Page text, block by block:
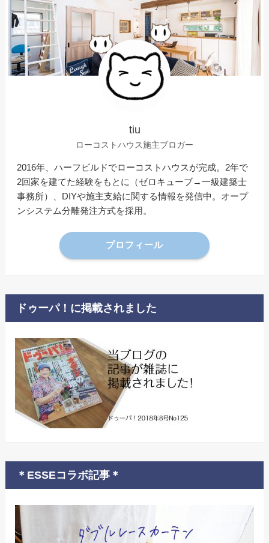
tiu
ローコストハウス施主ブロガー
2016年、ハーフビルドでローコストハウスが完成。2年で
2回家を建てた経験をもとに（ゼロキューブ→一級建築士
事務所）、DIYや施主支給に関する情報を発信中。オープ
ンシステム分離発注方式を採用。
プロフィール
ドゥーパ！に掲載されました
＊ESSEコラボ記事＊